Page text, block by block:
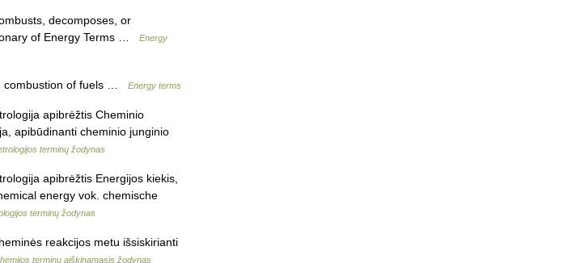
decomposes, or
of Energy Terms …
Energy
combustion of fuels … Energy terms
apibrėžtis Cheminio
apibūdinanti cheminio junginio
terminų žodynas
apibrėžtis Energijos kiekis,
energy vok. chemische
terminų žodynas
reakcijos metu išsiskirianti
terminų aiškinamasis žodynas